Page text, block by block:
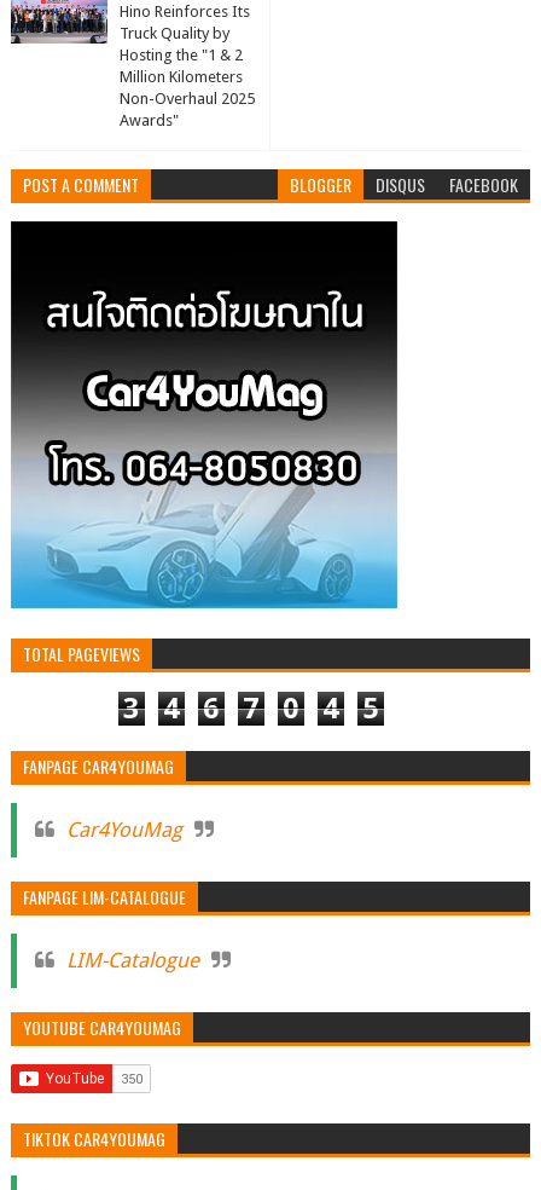
Hino Reinforces Its
Truck Quality by
Hosting the "1 & 2
Million Kilometers
Non-Overhaul 2025
Awards"
POST A COMMENT BLOGGER DISQUS FACEBOOK
TOTAL PAGEVIEWS
3 4 6 7 0 4 5
FANPAGE CAR4YOUMAG
Car4YouMag
FANPAGE LIM-CATALOGUE
LIM-Catalogue
YOUTUBE CAR4YOUMAG
TIKTOK CAR4YOUMAG